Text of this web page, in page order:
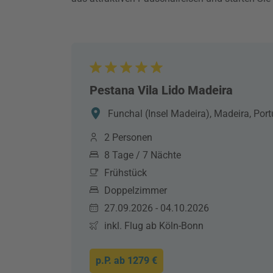
Pestana Vila Lido Madeira
Funchal (Insel Madeira), Madeira,
2 Personen
8 Tage / 7 Nächte
Frühstück
Doppelzimmer
27.09.2026 - 04.10.2026
inkl. Flug ab Köln-Bonn
p.P. ab 1279 €